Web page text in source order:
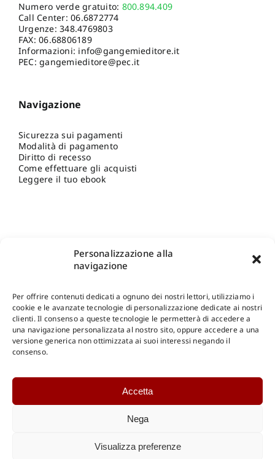
Personalizzazione alla
navigazione
Per offrire contenuti dedicati a ognuno dei nostri lettori, utilizziamo i
cookie e le avanzate tecnologie di personalizzazione dedicate ai nostri
clienti. Il consenso a queste tecnologie le permetterà di accedere a
una navigazione personalizzata al nostro sito, oppure accedere a una
versione generica non ottimizzata ai suoi interessi negando il
consenso.
Accetta
Nega
Visualizza preferenze
Numero verde gratuito: 800.894.409
Call Center:06.6872774
Urgenze:348.4769803
FAX: 06.68806189
Informazioni: info@gangemieditore.it
PEC: gangemieditore@pec.it
Navigazione
Sicurezza sui pagamenti
Modalità di pagamento
Diritto di recesso
Come effettuare gli acquisti
Leggere il tuo ebook
Shop Gangemi Editore-Pagamenti Sicuri e anche Rateali
Catalogo Online
Catalogo Internazionale
DOWNLOAD
Catalogo Internazionale